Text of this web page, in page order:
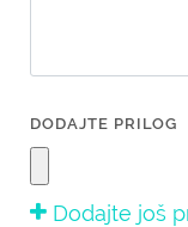
DODAJTE PRILOG
Dodajte još